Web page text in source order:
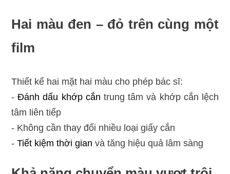
Hai màu đen – đỏ trên cùng một
film
Thiết kế hai mặt hai màu cho phép bác sĩ:
-Đánh dấu khớp cắn trung tâm và khớp cắn lệch
tâm liên tiếp
- Không cần thay đổi nhiều loại giấy cắn
- Tiết kiệm thời gian và tăng hiệu quả lâm sàng